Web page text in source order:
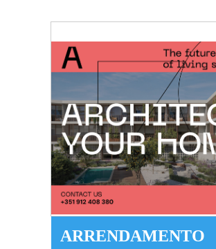
ARRENDAMENTO